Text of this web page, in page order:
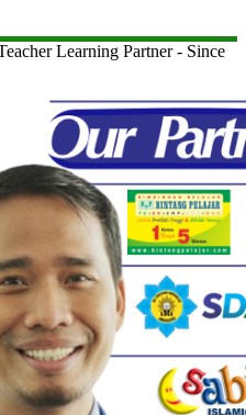
Learning Partner - Since